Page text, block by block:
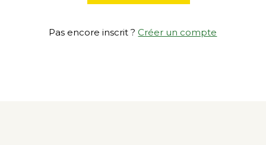
Pas encore inscrit ? Créer un compte